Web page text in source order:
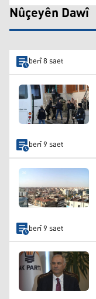
Nûçeyên Dawî
berî 8 saet
berî 9 saet
berî 9 saet